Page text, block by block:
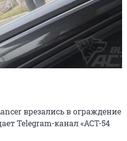
врезались в ограждение
Telegram-канал «АСТ-54